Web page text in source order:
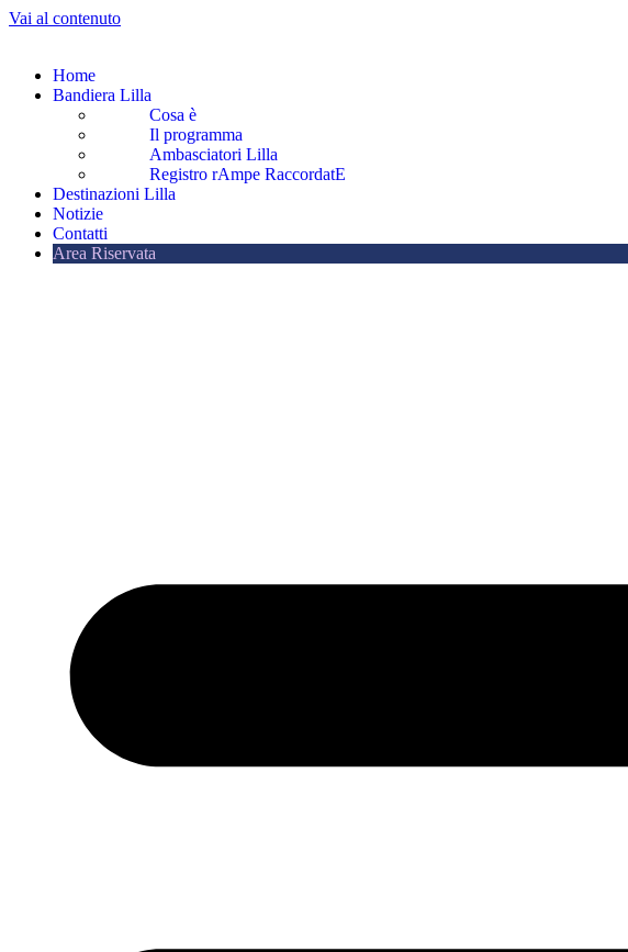
Vai al contenuto
Home
Bandiera Lilla
Cosa è
Il programma
Ambasciatori Lilla
Registro rAmpe RaccordatE
Destinazioni Lilla
Notizie
Contatti
Area Riservata